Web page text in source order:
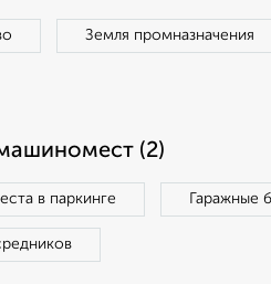
Земля промназначения
(2)
в паркинге Гаражные